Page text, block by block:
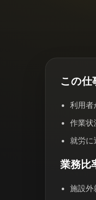
この仕
利用者
作業状
就労に
業務比
施設外